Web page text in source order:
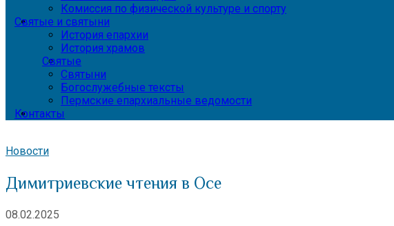
Комиссия по физической культуре и спорту
Святые и святыни
История епархии
История храмов
Святые
Святыни
Богослужебные тексты
Пермские епархиальные ведомости
Контакты
Новости
Димитриевские чтения в Осе
08.02.2025